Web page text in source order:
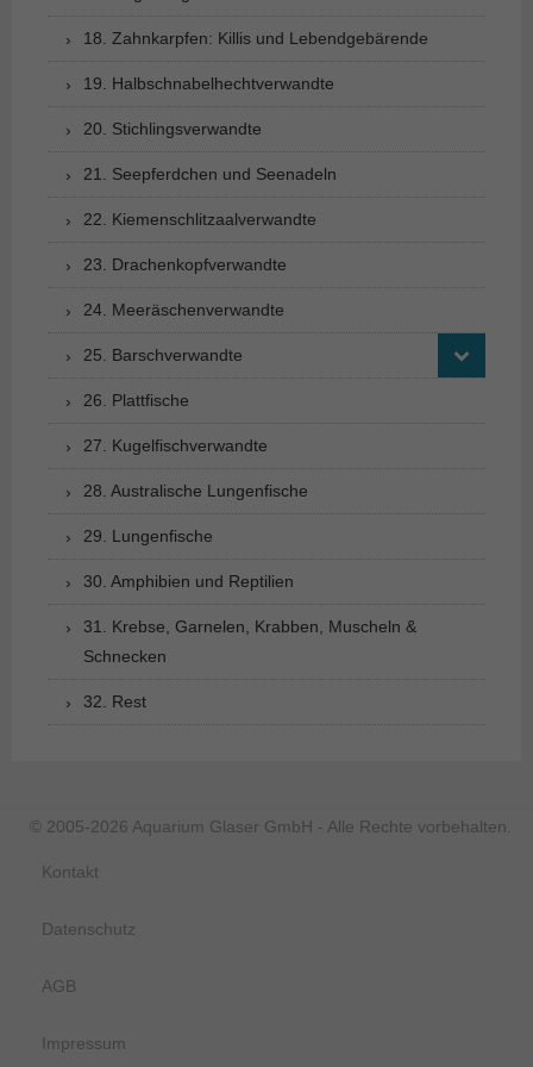
18. Zahnkarpfen: Killis und Lebendgebärende
19. Halbschnabelhechtverwandte
20. Stichlingsverwandte
21. Seepferdchen und Seenadeln
22. Kiemenschlitzaalverwandte
23. Drachenkopfverwandte
24. Meeräschenverwandte
25. Barschverwandte
26. Plattfische
27. Kugelfischverwandte
28. Australische Lungenfische
29. Lungenfische
30. Amphibien und Reptilien
31. Krebse, Garnelen, Krabben, Muscheln &
Schnecken
32. Rest
© 2005-2026 Aquarium Glaser GmbH - Alle Rechte vorbehalten.
Kontakt
Datenschutz
AGB
Impressum